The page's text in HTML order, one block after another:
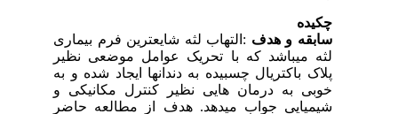
چکیده
سابقه و هدف :التهاب لثه شایعترین فرم بیماری
لثه میباشد که با تحریک عوامل موضعی نظیر
پلاک باکتریال چسبیده به دندانها ایجاد شده و به
خوبی به درمان هایی نظیر کنترل مکانیکی و
شیمیایی جواب میدهد. هدف از مطالعه حاضر